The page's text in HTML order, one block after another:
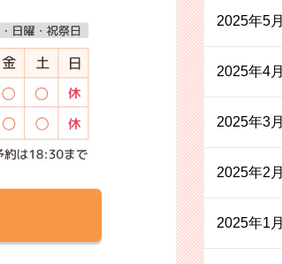
2025年5月
2025年4月
2025年3月
2025年2月
2025年1月